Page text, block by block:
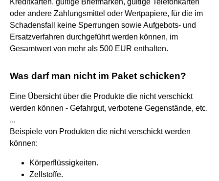
oder andere Zahlungsmittel oder Wertpapiere, für die im
Schadensfall keine Sperrungen sowie Aufgebots- und
Ersatzverfahren durchgeführt werden können, im
Gesamtwert von mehr als 500 EUR enthalten.
Was darf man nicht im Paket schicken?
Eine Übersicht über die Produkte die nicht verschickt
werden können - Gefahrgut, verbotene Gegenstände, etc.
...
Beispiele von Produkten die nicht verschickt werden
können:
Körperflüssigkeiten.
Zellstoffe.